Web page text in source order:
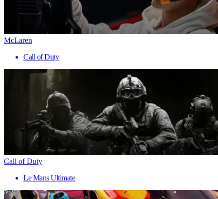
McLaren
Call of Duty
Call of Duty
Le Mans Ultimate